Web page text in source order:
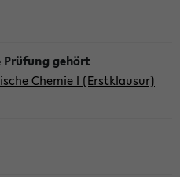
Chemie I (Erstklausur)